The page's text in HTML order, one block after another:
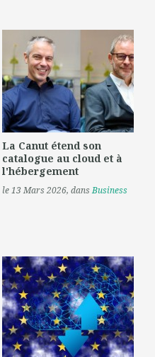
La Canut étend son
catalogue au cloud et à
l'hébergement
le 13 Mars 2026, dansBusiness